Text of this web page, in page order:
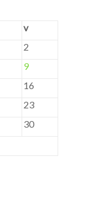
v
2
9
16
23
30